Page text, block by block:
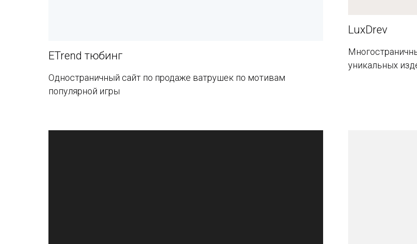
ETrend тюбинг
Одностраничный сайт по продаже ватрушек по мотивам
популярной игры
LuxDrev
уникальных